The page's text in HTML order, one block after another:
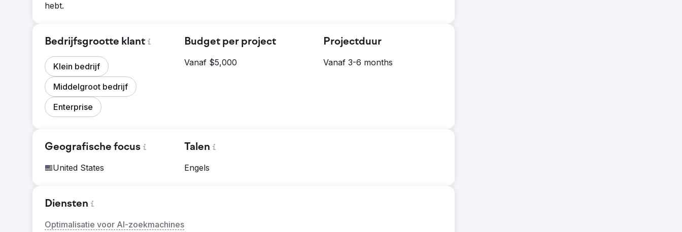
hebt.
Bedrijfsgrootte klant
Klein bedrijf
Middelgroot bedrijf
Enterprise
Budget per project
Vanaf $5,000
Projectduur
Vanaf 3-6 months
Geografische focus
United States
Talen
Engels
Diensten
Optimalisatie voor AI-zoekmachines